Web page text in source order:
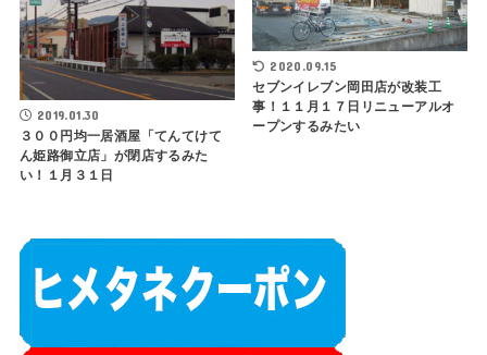
2019.01.30
３００円均一居酒屋「てんてけて
ん姫路御立店」が閉店するみた
い！１月３１日
2020.09.15
セブンイレブン岡田店が改装工
事！１１月１７日リニューアルオ
ープンするみたい